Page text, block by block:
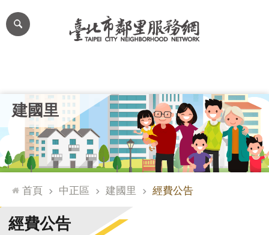
跳到主要內容區塊
網
站
台
通
臺
北
建國里
首頁 中正區 建國里 經費公告
經費公告